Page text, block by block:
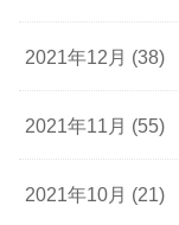
2021年12月 (38)
2021年11月 (55)
2021年10月 (21)